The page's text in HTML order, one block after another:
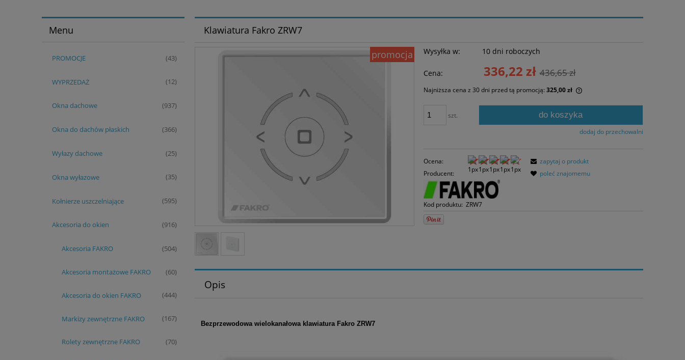
Menu
PROMOCJE (43)
WYPRZEDAŻ (12)
Okna dachowe (937)
Okna do dachów płaskich (366)
Wyłazy dachowe (25)
Okna wyłazowe (35)
Kołnierze uszczelniające (595)
Akcesoria do okien (916)
Akcesoria FAKRO (504)
Akcesoria montażowe FAKRO (60)
Akcesoria do okien FAKRO (444)
Markizy zewnętrzne FAKRO (167)
Rolety zewnętrzne FAKRO (70)
Klawiatura Fakro ZRW7
promocja
Wysyłka w: 10 dni roboczych
Cena: 336,22 zł 436,65 zł
Najniższa cena z 30 dni przed tą promocją:325,00 zł
Jeżeli produkt jest sprzedawany krócej niż
30 dni, wyświetlana jest najniższa cena od
szt. do koszyka
dodaj do przechowalni
Ocena:
Producent:
Kod produktu: ZRW7
zapytaj o produkt
poleć znajomemu
Opis
Bezprzewodowa wielokanałowa klawiatura Fakro ZRW7